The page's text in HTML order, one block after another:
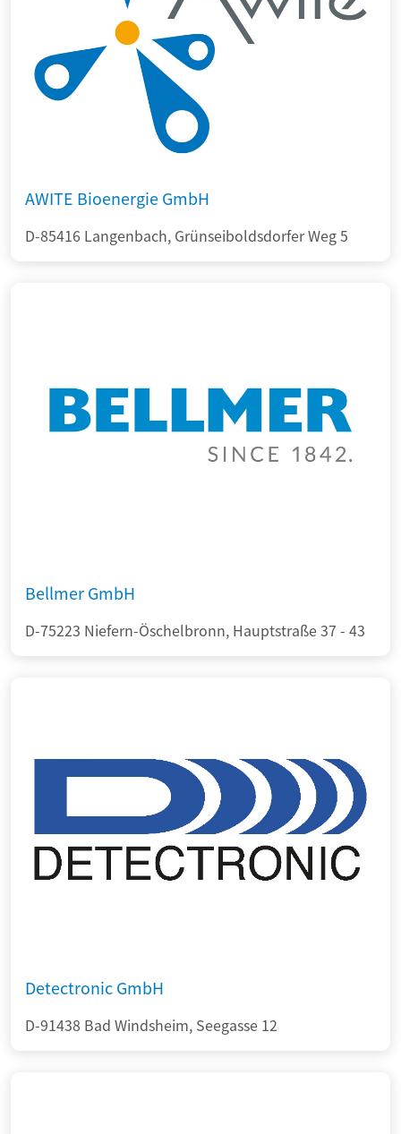
AWITE Bioenergie GmbH
D-85416 Langenbach, Grünseiboldsdorfer Weg 5
Bellmer GmbH
D-75223 Niefern-Öschelbronn, Hauptstraße 37 - 43
Detectronic GmbH
D-91438 Bad Windsheim, Seegasse 12